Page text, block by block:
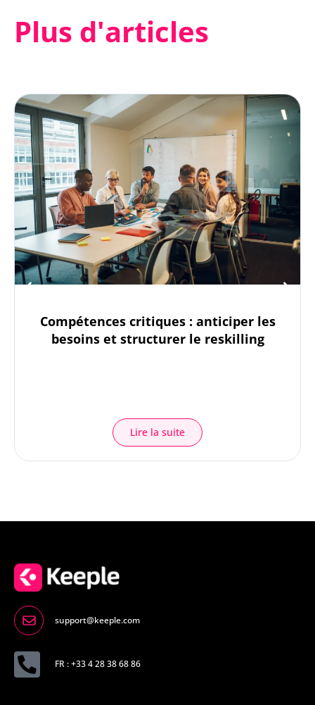
Plus d'articles
Compétences critiques : anticiper les
besoins et structurer le reskilling
Lire la suite
support@keeple.com
FR : +33 4 28 38 68 86